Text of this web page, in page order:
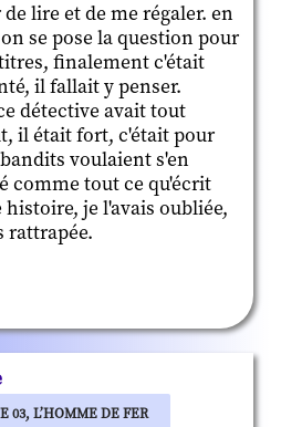
lire et de me régaler. en
se pose la question pour
finalement c'était
il fallait y penser.
détective avait tout
il était fort, c'était pour
voulaient s'en
comme tout ce qu'écrit
je l'avais oubliée,
rattrapée.
03, L’HOMME DE FER